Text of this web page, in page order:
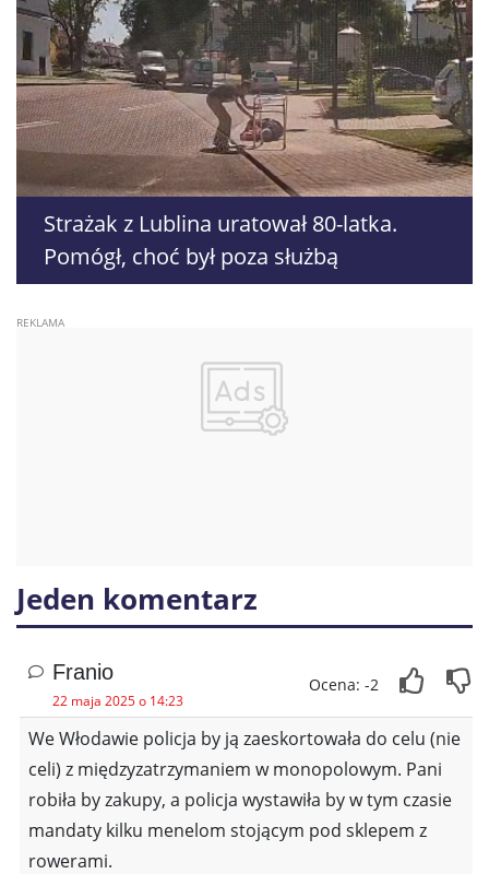
Strażak z Lublina uratował 80-latka.
Pomógł, choć był poza służbą
Jeden komentarz
Franio
22 maja 2025 o 14:23
Ocena: -2
We Włodawie policja by ją zaeskortowała do celu (nie
celi) z międzyzatrzymaniem w monopolowym. Pani
robiła by zakupy, a policja wystawiła by w tym czasie
mandaty kilku menelom stojącym pod sklepem z
rowerami.